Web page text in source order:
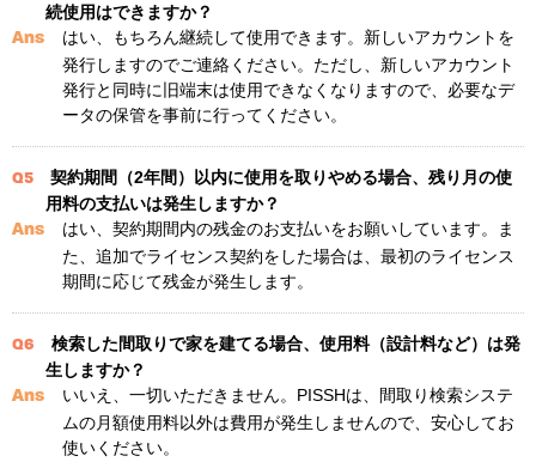
続使用はできますか？
Ans
はい、もちろん継続して使用できます。新しいアカウントを
発行しますのでご連絡ください。ただし、新しいアカウント
発行と同時に旧端末は使用できなくなりますので、必要なデ
ータの保管を事前に行ってください。
Q5
契約期間（2年間）以内に使用を取りやめる場合、残り月の使
用料の支払いは発生しますか？
Ans
はい、契約期間内の残金のお支払いをお願いしています。ま
た、追加でライセンス契約をした場合は、最初のライセンス
期間に応じて残金が発生します。
Q6
検索した間取りで家を建てる場合、使用料（設計料など）は発
生しますか？
Ans
いいえ、一切いただきません。PISSHは、間取り検索システ
ムの月額使用料以外は費用が発生しませんので、安心してお
使いください。